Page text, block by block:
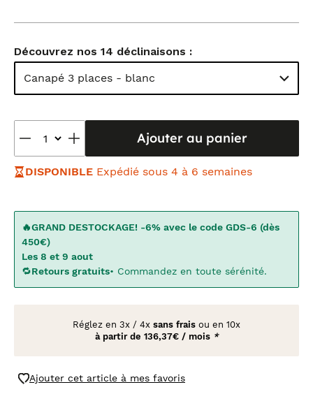
Découvrez nos 14 déclinaisons :
Canapé 3 places - blanc
Ajouter au panier
DISPONIBLE Expédié sous 4 à 6 semaines
🔥GRAND DESTOCKAGE! -6% avec le code GDS-6 (dès
450€)
Les 8 et 9 aout
🔁Retours gratuits• Commandez en toute sérénité.
Réglez en 3x / 4x sans frais ou en 10x
à partir de 136,37€ / mois *
Ajouter cet article à mes favoris